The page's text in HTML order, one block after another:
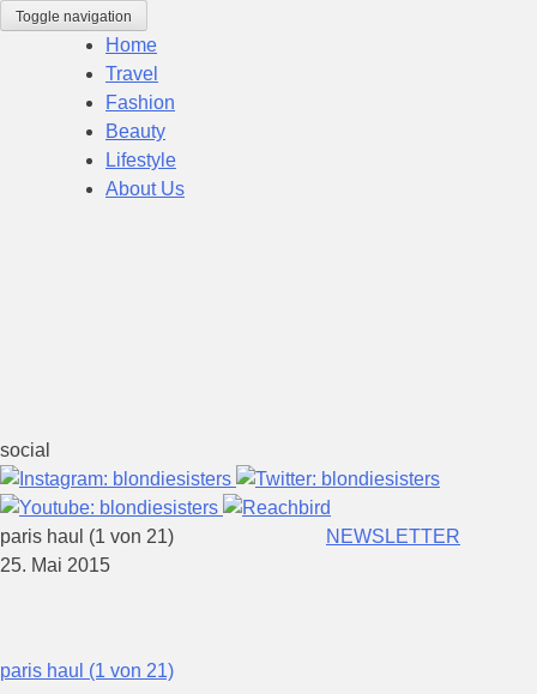
SkipToggle navigation
Home
Travel
Fashion
Beauty
Lifestyle
About Us
social
NEWSLETTER
paris haul (1 von 21)
25. Mai 2015
Beitragsnavigation
paris haul (1 von 21)